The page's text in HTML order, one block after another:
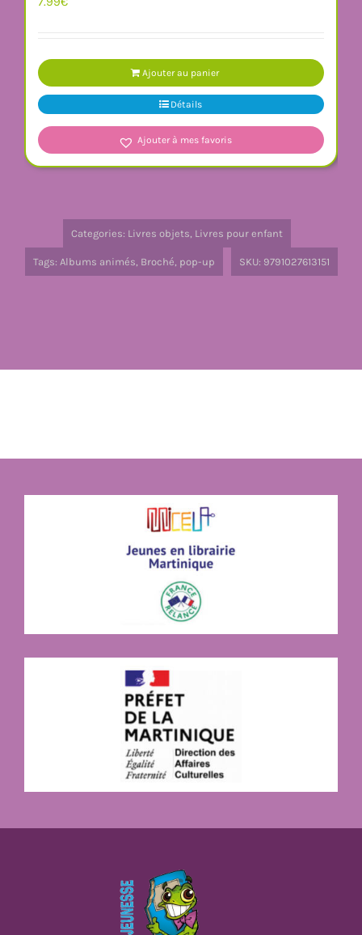
Ajouter au panier
Détails
Ajouter à mes favoris
Categories: Livres objets Livres pour enfant
Tags: Albums animés Broché pop-up SKU: 9791027613151